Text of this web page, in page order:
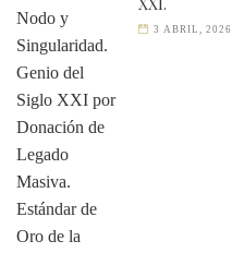
3 ABRIL, 2026